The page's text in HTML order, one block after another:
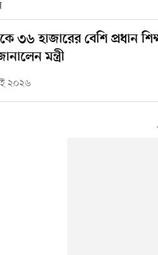
৩৬ হাজারের বেশি প্রধান
মন্ত্রী
২০২৬